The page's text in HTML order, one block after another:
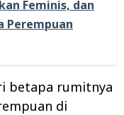
Feminis, dan
Perempuan
betapa rumitnya
di